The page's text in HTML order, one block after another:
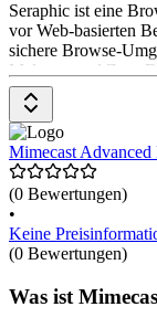
Seraphic ist eine
vor Web-basierten
sichere Browse-
Malware und Zero-
ausgelegt, die
Zugriff auf sensible
Anfrage beim
Mimecast
(0 Bewertungen)
•
Keine
(0 Bewertungen)
Was ist